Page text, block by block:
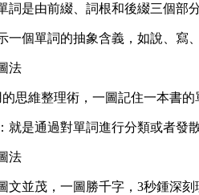
詞是由前綴、詞根和後綴三個部分
一個單詞的抽象含義，如說、寫
法
思維整理術，一圖記住一本書的
就是通過對單詞進行分類或者發
法
文並茂，一圖勝千字，3秒鍾深刻